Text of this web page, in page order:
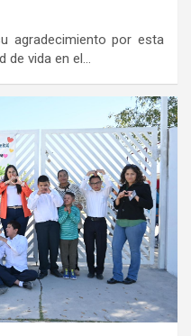
agradecimiento por esta
de vida en el…